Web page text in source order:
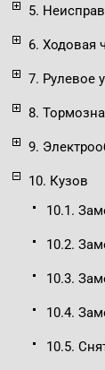
5.
6. Ходовая
7. Рулевое
8.
9.
10. Кузов
10.1.
10.2.
10.3.
10.4.
10.5.